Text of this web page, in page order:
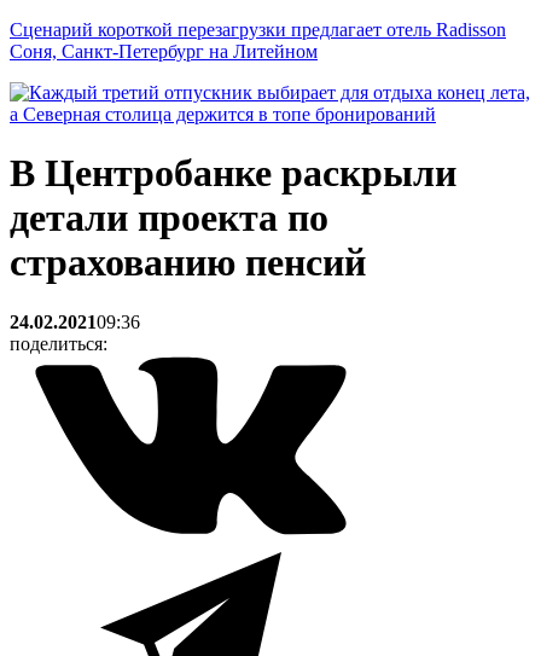
Сценарий короткой перезагрузки предлагает отель Radisson
Соня, Санкт-Петербург на Литейном
В Центробанке раскрыли
детали проекта по
страхованию пенсий
24.02.202109:36
поделиться: